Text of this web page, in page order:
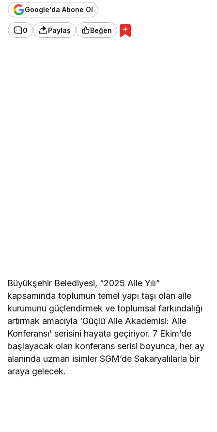
Google'da Abone Ol
0 Paylaş Beğen
Büyükşehir Belediyesi, “2025 Aile Yılı”
kapsamında toplumun temel yapı taşı olan aile
kurumunu güçlendirmek ve toplumsal farkındalığı
artırmak amacıyla ‘Güçlü Aile Akademisi: Aile
Konferansı’ serisini hayata geçiriyor. 7 Ekim’de
başlayacak olan konferans serisi boyunca, her ay
alanında uzman isimler SGM’de Sakaryalılarla bir
araya gelecek.